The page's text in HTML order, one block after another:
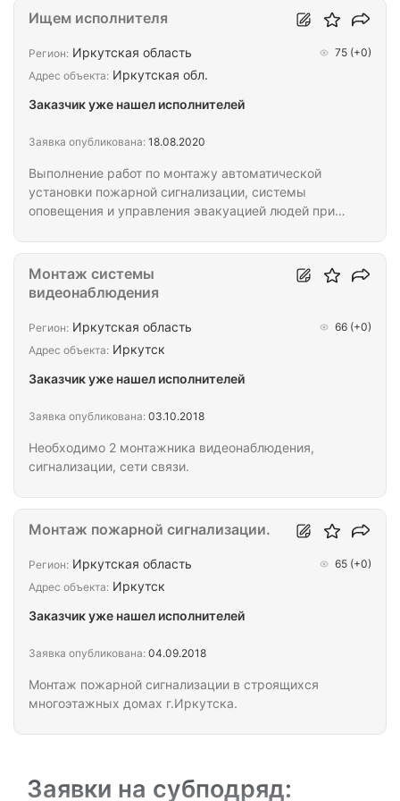
Выполнение работ по монтажу автоматической
установки пожарной сигнализации, системы
оповещения и управления эвакуацией людей при
Ищем исполнителя
Регион: Иркутская область 75 (+0)
Адрес объекта: Иркутская обл.
Заказчик уже нашел исполнителей
Заявка опубликована: 18.08.2020
Необходимо 2 монтажника видеонаблюдения,
сигнализации, сети связи.
Монтаж системы
видеонаблюдения
Регион: Иркутская область 66 (+0)
Адрес объекта: Иркутск
Заказчик уже нашел исполнителей
Заявка опубликована: 03.10.2018
Монтаж пожарной сигнализации в строящихся
многоэтажных домах г.Иркутска.
Монтаж пожарной сигнализации.
Регион: Иркутская область 65 (+0)
Адрес объекта: Иркутск
Заказчик уже нашел исполнителей
Заявка опубликована: 04.09.2018
Заявки на субподряд: